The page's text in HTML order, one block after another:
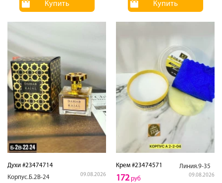
Купить Купить
Духи #23474714
Корпус.Б.2В-24
09.08.2026
Крем #23474571 Линия.9-35
09.08.2026
172руб